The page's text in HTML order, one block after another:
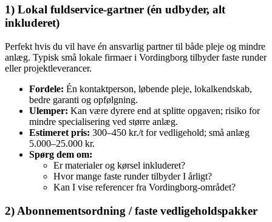
1) Lokal fuldservice-gartner (én udbyder, alt
inkluderet)
Perfekt hvis du vil have én ansvarlig partner til både pleje og mindre
anlæg. Typisk små lokale firmaer i Vordingborg tilbyder faste runder
eller projektleverancer.
Fordele: Én kontaktperson, løbende pleje, lokalkendskab,
bedre garanti og opfølgning.
Ulemper: Kan være dyrere end at splitte opgaven; risiko for
mindre specialisering ved større anlæg.
Estimeret pris: 300–450 kr./t for vedligehold; små anlæg
5.000–25.000 kr.
Spørg dem om:
Er materialer og kørsel inkluderet?
Hvor mange faste runder tilbyder I årligt?
Kan I vise referencer fra Vordingborg-området?
2) Abonnementsordning / faste vedligeholdspakker